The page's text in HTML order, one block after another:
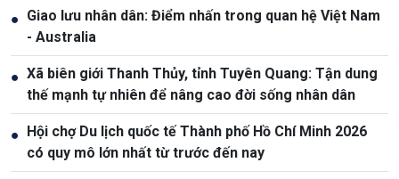
● Giao lưu nhân dân: Điểm nhấn trong quan hệ Việt Nam
- Australia
● Xã biên giới Thanh Thủy, tỉnh Tuyên Quang: Tận dung
thế mạnh tự nhiên để nâng cao đời sống nhân dân
● Hội chợ Du lịch quốc tế Thành phố Hồ Chí Minh 2026
có quy mô lớn nhất từ trước đến nay